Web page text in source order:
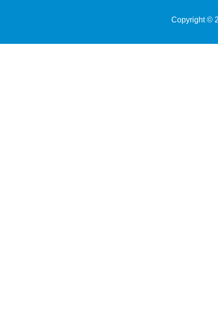
Copyright ©